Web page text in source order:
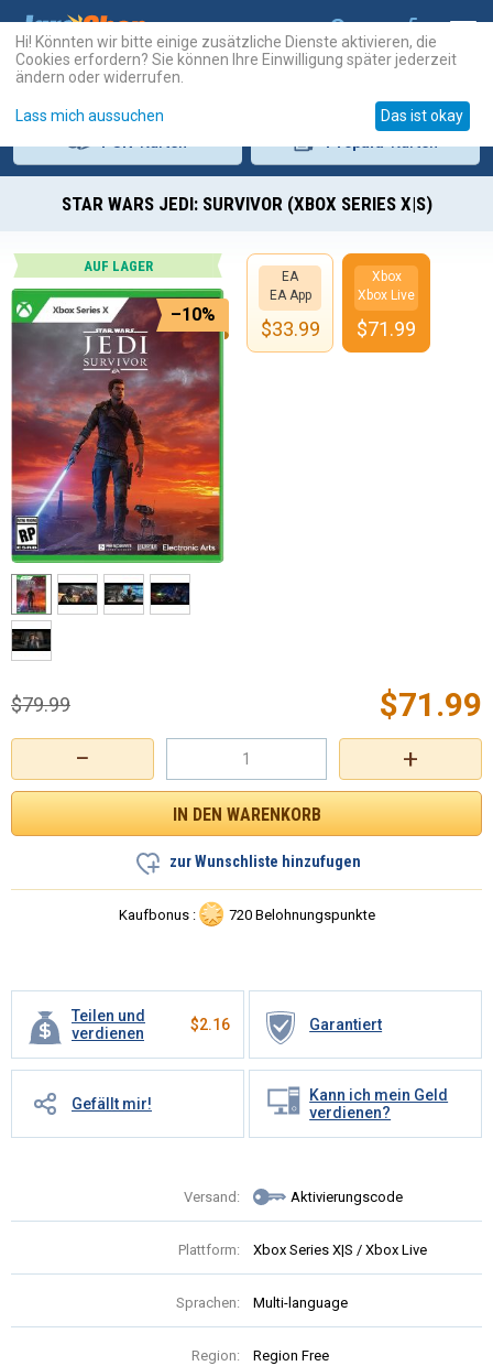
STAR WARS JEDI: SURVIVOR (XBOX SERIES X|S)
AUF LAGER
–10%
+
−
$71.99
$79.99
zur Wunschliste hinzufugen
Kaufbonus : 720 Belohnungspunkte
Teilen und
verdienen
$2.16 Garantiert
Gefällt mir!
Kann ich mein Geld
verdienen?
Versand: Aktivierungscode
Plattform: Xbox Series X|S / Xbox Live
Sprachen: Multi-language
Region: Region Free
EA
EA App
$33.99
Xbox
Xbox Live
$71.99
Hi! Könnten wir bitte einige zusätzliche Dienste aktivieren, die
Cookies erfordern? Sie können Ihre Einwilligung später jederzeit
ändern oder widerrufen.
Lass mich aussuchen Das ist okay